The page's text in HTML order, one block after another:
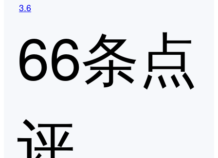
3.6
66条点
评